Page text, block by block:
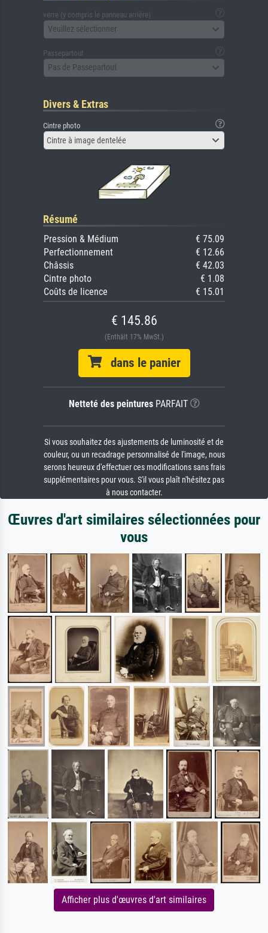
verre (y compris le panneau arrière)
Veuillez sélectionner
Passepartout
Pas de Passepartout
Divers & Extras
Cintre photo
Cintre à image dentelée
Résumé
Pression & Médium
€ 75.09
Perfectionnement
€ 12.66
Châssis
€ 42.03
Cintre photo
€ 1.08
Coûts de licence
€ 15.01
€ 145.86
(Enthält 17% MwSt.)
dans le panier
Netteté des peinturesPARFAIT
Si vous souhaitez des ajustements de luminosité et de
couleur, ou un recadrage personnalisé de l'image, nous
serons heureux d'effectuer ces modifications sans frais
supplémentaires pour vous. S'il vous plaît n'hésitez pas
à nous contacter.
Œuvres d'art similaires sélectionnées pour
vous
Afficher plus d'œuvres d'art similaires